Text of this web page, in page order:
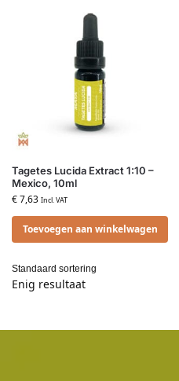
Tagetes Lucida Extract 1:10 –
Mexico, 10ml
€7,63 Incl. VAT
Toevoegen aan winkelwagen
Enig resultaat